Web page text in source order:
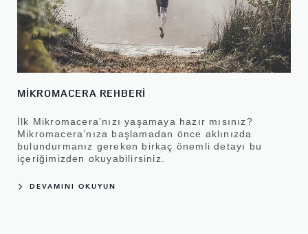
MİKROMACERA REHBERİ
İlk Mikromacera’nızı yaşamaya hazır mısınız?
Mikromacera’nıza başlamadan önce aklınızda
bulundurmanız gereken birkaç önemli detayı bu
içeriğimizden okuyabilirsiniz.
DEVAMINI OKUYUN